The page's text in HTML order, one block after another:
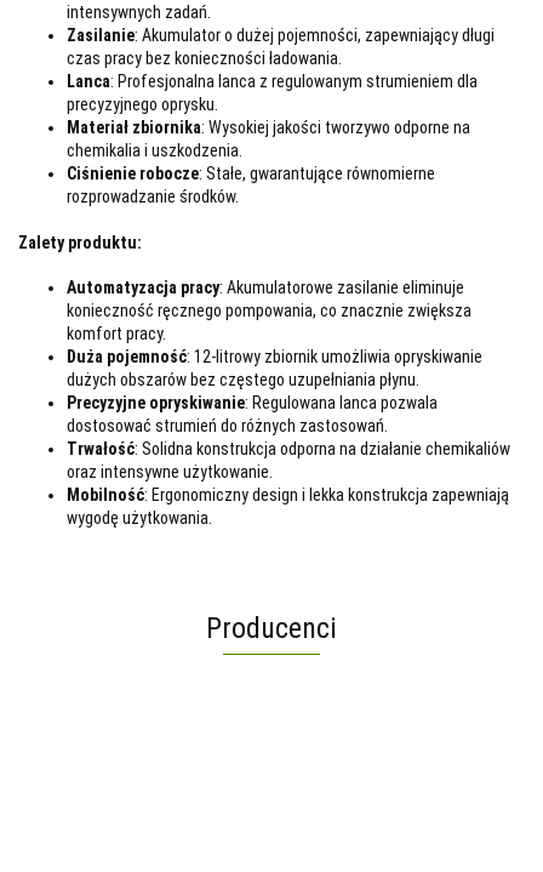
intensywnych zadań.
Zasilanie: Akumulator o dużej pojemności, zapewniający długi
czas pracy bez konieczności ładowania.
Lanca: Profesjonalna lanca z regulowanym strumieniem dla
precyzyjnego oprysku.
Materiał zbiornika: Wysokiej jakości tworzywo odporne na
chemikalia i uszkodzenia.
Ciśnienie robocze: Stałe, gwarantujące równomierne
rozprowadzanie środków.
Zalety produktu:
Automatyzacja pracy: Akumulatorowe zasilanie eliminuje
konieczność ręcznego pompowania, co znacznie zwiększa
komfort pracy.
Duża pojemność: 12-litrowy zbiornik umożliwia opryskiwanie
dużych obszarów bez częstego uzupełniania płynu.
Precyzyjne opryskiwanie: Regulowana lanca pozwala
dostosować strumień do różnych zastosowań.
Trwałość: Solidna konstrukcja odporna na działanie chemikaliów
oraz intensywne użytkowanie.
Mobilność: Ergonomiczny design i lekka konstrukcja zapewniają
wygodę użytkowania.
Producenci